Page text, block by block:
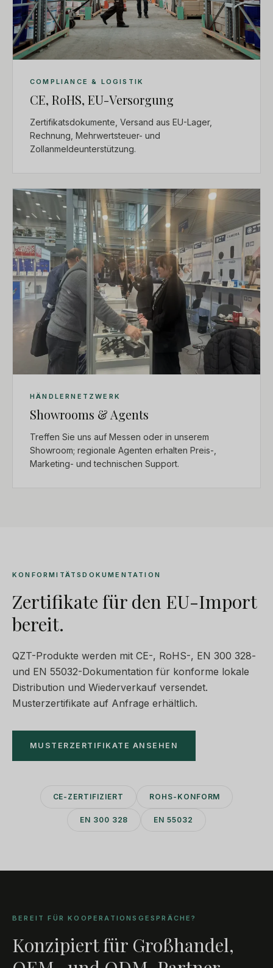
COMPLIANCE & LOGISTIK
CE, RoHS, EU-Versorgung
Zertifikatsdokumente, Versand aus EU-Lager,
Rechnung, Mehrwertsteuer- und
Zollanmeldeunterstützung.
HÄNDLERNETZWERK
Showrooms & Agents
Treffen Sie uns auf Messen oder in unserem
Showroom; regionale Agenten erhalten Preis-,
Marketing- und technischen Support.
KONFORMITÄTSDOKUMENTATION
Zertifikate für den EU-Import
bereit.
QZT-Produkte werden mit CE-, RoHS-, EN 300 328-
und EN 55032-Dokumentation für konforme lokale
Distribution und Wiederverkauf versendet.
Musterzertifikate auf Anfrage erhältlich.
MUSTERZERTIFIKATE ANSEHEN
CE-ZERTIFIZIERT ROHS-KONFORM
EN 300 328 EN 55032
BEREIT FÜR KOOPERATIONSGESPRÄCHE?
Konzipiert für Großhandel,